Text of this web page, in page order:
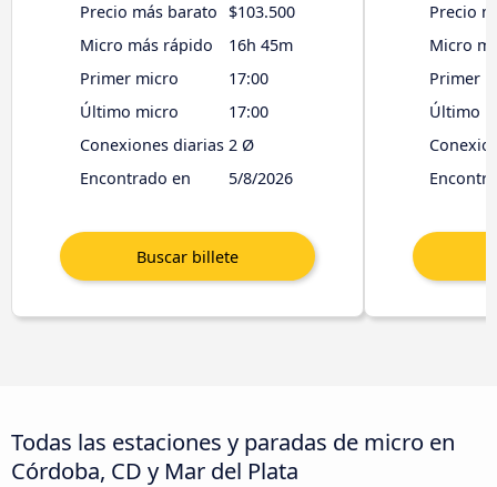
Precio más barato
$103.500
Micro más rápido
16h 45m
Primer micro
17:00
Último micro
17:00
Conexiones diarias 2 Ø
Encontrado en
5/8/2026
Precio
Micro
Primer
Último
Todas las estaciones y paradas de micro en
Córdoba, CD y Mar del Plata